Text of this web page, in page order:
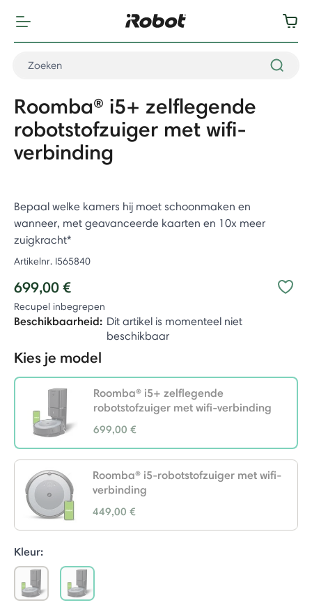
Roomba® i5+ zelflegende
robotstofzuiger met wifi-
verbinding
Bepaal welke kamers hij moet schoonmaken en
wanneer, met geavanceerde kaarten en 10x meer
zuigkracht*
Artikelnr. I565840
699,00 €
Recupel inbegrepen
Beschikbaarheid: Dit artikel is momenteel niet
beschikbaar
Kies je model
Roomba® i5+ zelflegende
robotstofzuiger met wifi-verbinding
699,00 €
selected
Roomba® i5-robotstofzuiger met wifi-
verbinding
449,00 €
Kleur: